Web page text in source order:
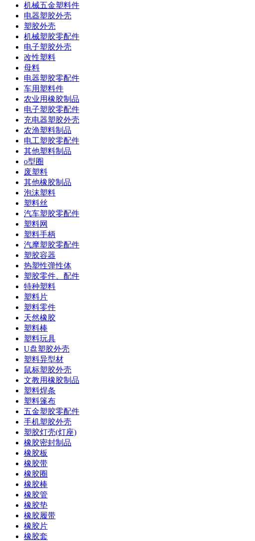
机械五金塑料件
电器塑胶外壳
塑胶外壳
机械塑胶零配件
电子塑胶外壳
改性塑料
母料
电器塑胶零配件
车用塑料件
农业用橡胶制品
电子塑胶零配件
充电器塑胶外壳
农渔塑料制品
电工塑胶零配件
其他塑料制品
o型圈
废塑料
其他橡胶制品
泡沫塑料
塑料丝
汽车塑胶零配件
塑料网
塑料手柄
汽摩塑胶零配件
塑胶容器
热塑性弹性体
塑胶零件、配件
特种塑料
塑料片
塑料零件
天然橡胶
塑料棒
塑料玩具
U盘塑胶外壳
塑料异型材
鼠标塑胶外壳
文教用橡胶制品
塑料焊条
塑料篷布
五金塑胶零配件
手机塑胶外壳
塑胶灯壳(灯座)
橡胶密封制品
橡胶板
橡胶带
橡胶圈
橡胶棒
橡胶管
橡胶垫
橡胶履带
橡胶片
橡胶套